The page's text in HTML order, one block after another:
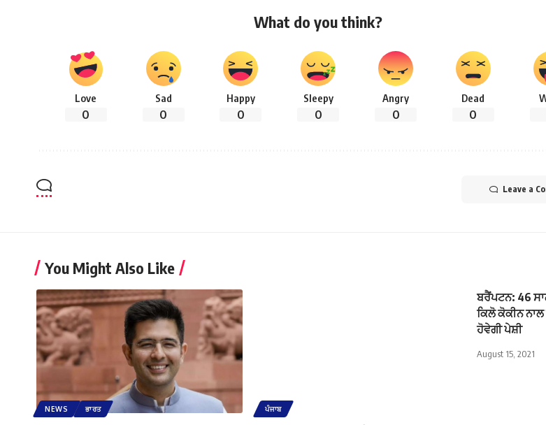
What do you think?
Love
0
Sad
0
Happy
0
Sleepy
0
Angry
0
Dead
0
Leave a
You Might Also Like
NEWS ਭਾਰਤ ਪੰਜਾਬ
ਬਰੈਂਪਟਨ: 46
ਕਿਲੋ ਕੋਕੀਨ
ਹੋਵੇਗੀ ਪੇਸ਼ੀ
August 15, 2021